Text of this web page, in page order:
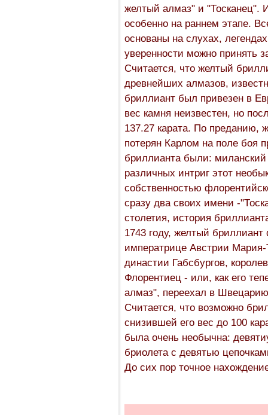
желтый алмаз" и "Тосканец".
особенно на раннем этапе.
основаны на слухах,
уверенности можно принять
Считается, что желтый
древнейших алмазов,
бриллиант был привезен в
вес камня неизвестен, но
137.27 карата. По преданию,
потерян Карлом на поле боя
бриллианта были:
различных интриг этот
собственностью
сразу два своих имени -
столетия, история
1743 году, желтый
императрице Австрии Мария-
династии Габсбургов,
Флорентиец - или, как его
алмаз", переехал в
Считается, что возможно
снизившей его вес до 100
была очень необычна:
бриолета с девятью
До сих пор точное